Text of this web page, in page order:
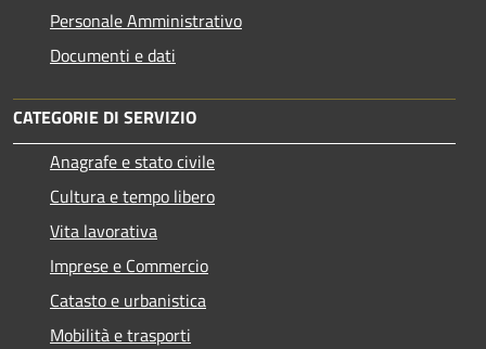
Personale Amministrativo
Documenti e dati
CATEGORIE DI SERVIZIO
Anagrafe e stato civile
Cultura e tempo libero
Vita lavorativa
Imprese e Commercio
Catasto e urbanistica
Mobilità e trasporti